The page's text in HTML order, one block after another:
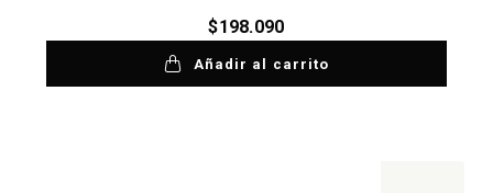
$198.090
Añadir al carrito